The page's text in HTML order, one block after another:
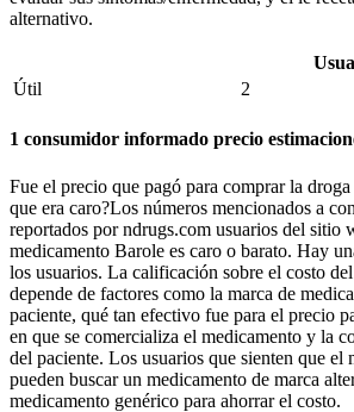
alternativo.
Útil
2
1 consumidor informado precio
Fue el precio que pagó para comprar la
que era caro?Los números mencionados a
reportados por ndrugs.com usuarios del sitio
medicamento Barole es caro o barato. Hay
los usuarios. La calificación sobre el costo
depende de factores como la marca de
paciente, qué tan efectivo fue para el precio
en que se comercializa el medicamento y la
del paciente. Los usuarios que sienten que el
pueden buscar un medicamento de marca
medicamento genérico para ahorrar el costo.